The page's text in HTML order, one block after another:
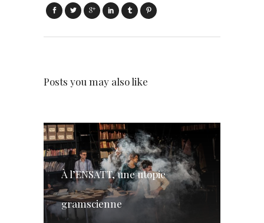
Posts you may also like
À l’ENSATT, une utopie
gramscienne